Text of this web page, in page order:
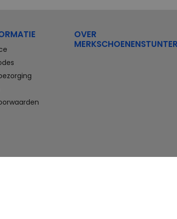
Compleet aanbod outlet
Veterschoenen, sneakers,
slippers, sandalen, instappers,
heren. En laarzen, enkellaarzen,
van Merkschoenenstunter.
OVER